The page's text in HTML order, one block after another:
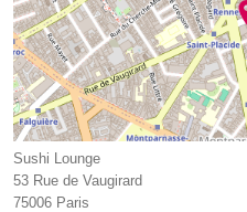
Sushi Lounge
53 Rue de Vaugirard
75006 Paris